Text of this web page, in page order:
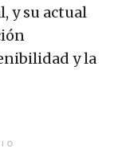
y su actual
y la